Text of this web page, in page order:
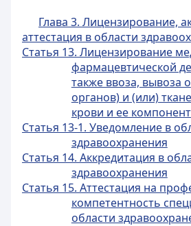
Глава 3. Лицензирование,
аттестация в области
Статья 13. Лицензирование
фармацевтической
также ввоза, вывоза
органов) и (или)
крови и ее
Статья 13-1. Уведомление в
здравоохранения
Статья 14. Аккредитация в
здравоохранения
Статья 15. Аттестация на
компетентность
области